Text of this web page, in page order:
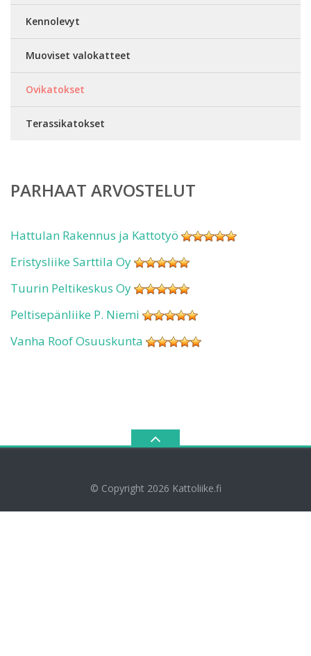
Kennolevyt
Muoviset valokatteet
Ovikatokset
Terassikatokset
PARHAAT ARVOSTELUT
Hattulan Rakennus ja Kattotyö
Eristysliike Sarttila Oy
Tuurin Peltikeskus Oy
Peltisepänliike P. Niemi
Vanha Roof Osuuskunta
© Copyright 2026 Kattoliike.fi